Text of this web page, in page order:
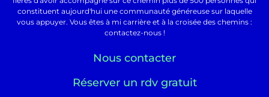
constituent aujourd'hui une communauté généreuse sur laquelle
vous appuyer. Vous êtes à mi carrière et à la croisée des chemins :
contactez-nous !
Nous contacter
Réserver un rdv gratuit